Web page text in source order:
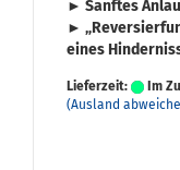
► Sanf­tes
► „
eines
Lieferzeit:
Im
(Ausland